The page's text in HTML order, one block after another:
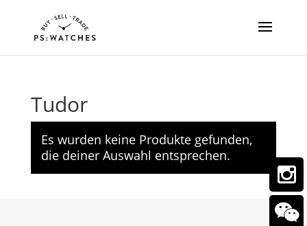
Tudor
Es wurden keine Produkte gefunden,
die deiner Auswahl entsprechen.